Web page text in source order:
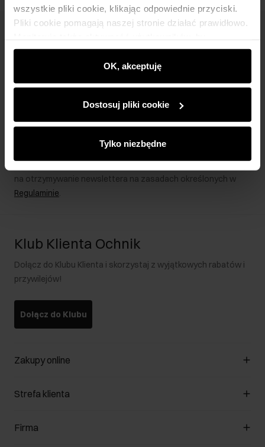
wszystkie pliki cookie, klikając odpowiednie przyciski.
Pliki cookie pomagają naszej stronie działać prawidłowo.
wyświetlać im dopasowane do ich preferencji treści,
rekomendacje oraz komunikaty reklamowe informujące o
najnowszych promocjach w e-sklepie. Informacje o tym,
partnerom społecznościowym, reklamowym i
analitycznym. Partnerzy mogą połączyć te informacje z
podczas korzystania z ich usług.
OK, akceptuję
Dostosuj pliki cookie
Tylko niezbędne
Bądź na bieżąco z nowościami i promocjami!
Wprowadzając i zatwierdzając swoje dane wyrażasz zgodę
na otrzymywanie newslettera na zasadach określonych w
Regulaminie.
Klub Klienta Ochnik
Dołącz do Klubu Klienta i skorzystaj z wyjątkowych rabatów i
przywilejów!
Dołącz do Klubu
Zakupy online
Zarządzaj cookies
Formy płatności
Strefa klienta
Klub Klienta
Firma